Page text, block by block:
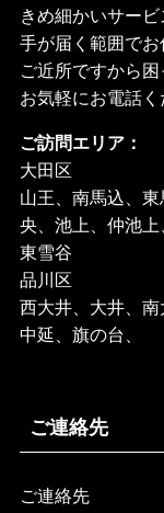
きめ細かいサービ
手が届く範囲でお
ご近所ですから
お気軽にお電話く
ご訪問エリア：
大田区
山王、南馬込、
央、池上、仲池上
東雪谷
品川区
西大井、大井、
中延、旗の台、
ご連絡先
ご連絡先